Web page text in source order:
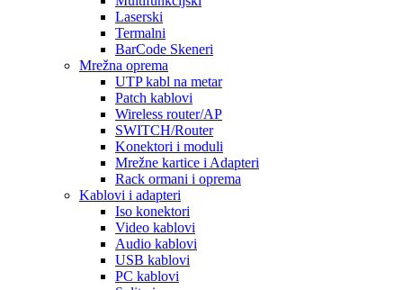
Laserski
Termalni
BarCode Skeneri
Mrežna oprema
UTP kabl na metar
Patch kablovi
Wireless router/AP
SWITCH/Router
Konektori i moduli
Mrežne kartice i Adapteri
Rack ormani i oprema
Kablovi i adapteri
Iso konektori
Video kablovi
Audio kablovi
USB kablovi
PC kablovi